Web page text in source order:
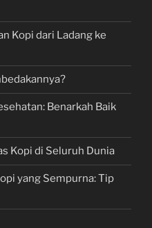
Kopi dari Ladang ke
Benarkah Baik
Kopi di Seluruh Dunia
yang Sempurna: Tip